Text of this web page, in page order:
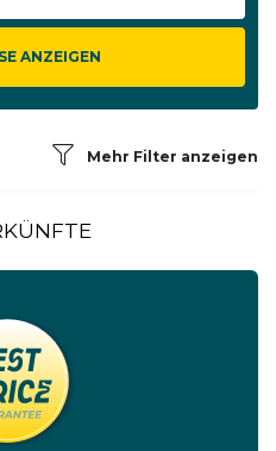
ANZEIGEN
Mehr Filter anzeigen